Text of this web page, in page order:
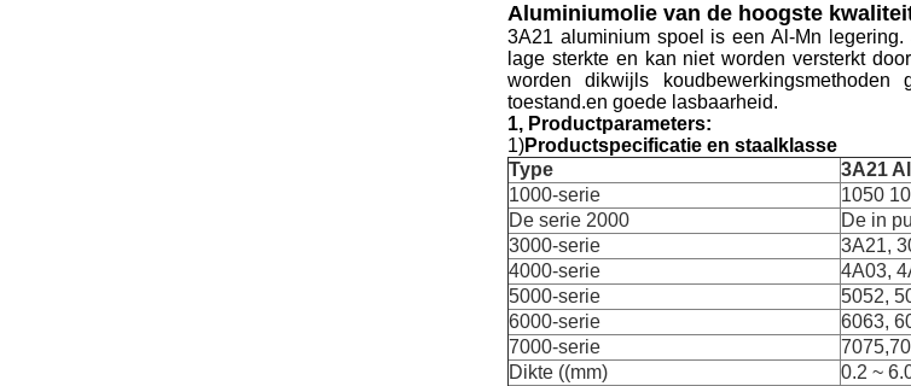
Aluminiumolie van de hoogste
3A21 aluminium spoel is een Al-Mn
lage sterkte en kan niet worden versterkt
worden dikwijls
toestand.en goede lasbaarheid.
1, Productparameters:
1)Productspecificatie en staalklasse
Type
3A21
1000-serie
1050
De serie 2000
De in
3000-serie
3A21,
4000-serie
4A03,
5000-serie
5052,
6000-serie
6063,
7000-serie
Dikte ((mm)
0.2 ~